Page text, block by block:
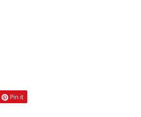
Pin it